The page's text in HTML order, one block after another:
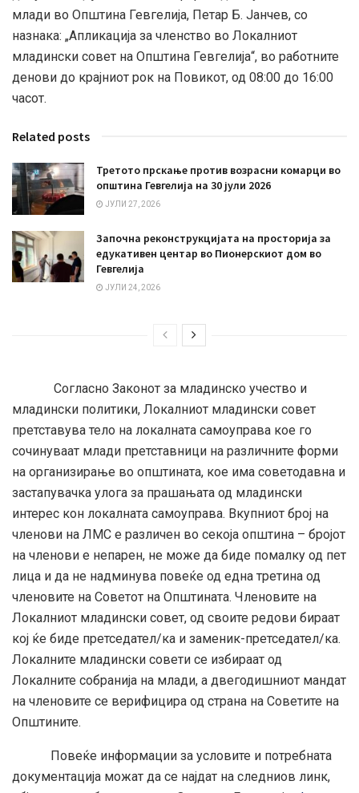
млади во Општина Гевгелија, Петар Б. Јанчев, со
назнака: „Апликација за членство во Локалниот
младински совет на Општина Гевгелија“, во работните
денови до крајниот рок на Повикот, од 08:00 до 16:00
часот.
Related posts
Третото прскање против возрасни комарци во
општина Гевгелија на 30 јули 2026
ЈУЛИ 27, 2026
Започна реконструкцијата на просторија за
едукативен центар во Пионерскиот дом во
Гевгелија
ЈУЛИ 24, 2026
Согласно Законот за младинско учество и
младински политики, Локалниот младински совет
претставува тело на локалната самоуправа кое го
сочинуваат млади претставници на различните форми
на организирање во општината, кое има советодавна и
застапувачка улога за прашањата од младински
интерес кон локалната самоуправа. Вкупниот број на
членови на ЛМС е различен во секоја општина – бројот
на членови е непарен, не може да биде помалку од пет
лица и да не надминува повеќе од една третина од
членовите на Советот на Општината. Членовите на
Локалниот младински совет, од своите редови бираат
кој ќе биде претседател/ка и заменик-претседател/ка.
Локалните младински совети се избираат од
Локалните собранија на млади, а двегодишниот мандат
на членовите се верифицира од страна на Советите на
Општините.
Повеќе информации за условите и потребната
документација можат да се најдат на следниов линк,